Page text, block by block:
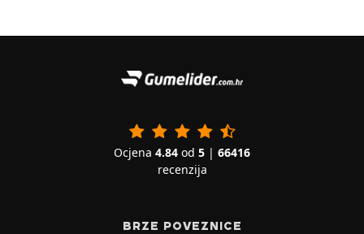
Ocjena 4.84 od 5 | 66416
recenzija
BRZE POVEZNICE